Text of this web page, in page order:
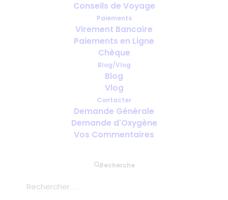
Conseils de Voyage
Paiements
Virement Bancaire
Paiements en Ligne
Chèque
Blog/Vlog
Blog
Vlog
Contacter
Demande Générale
Demande d'Oxygène
Vos Commentaires
Recherche
For those who need medical oxygen to breath,
few steps you can take so you embrace each day